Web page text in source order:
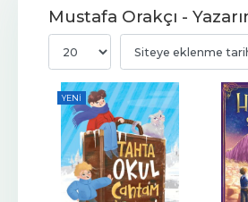
Mustafa Orakçı -
YENI